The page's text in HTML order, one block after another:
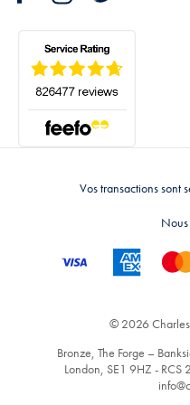
Vos transactions sont
© 2026 Charles
Bronze, The Forge –
London, SE1 9HZ - RCS